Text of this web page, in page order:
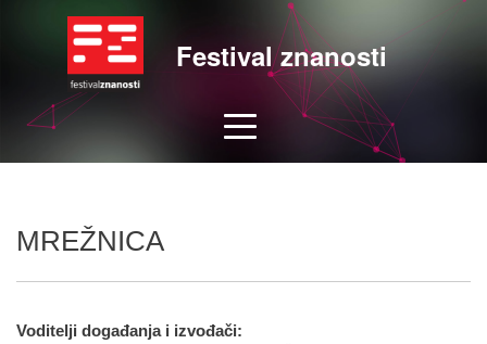
Festival znanosti
MREŽNICA
Voditelji događanja i izvođači: